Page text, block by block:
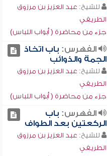
للشيخ: عبد العزيز بن مرزوق
الطريفي
جزء من محاضرة ( أبواب اللباس)
الفهرس: باب اتخاذ
الجمة والذوائب
للشيخ: عبد العزيز بن مرزوق
الطريفي
جزء من محاضرة ( أبواب اللباس)
الفهرس: باب
الركعتين بعد الطواف
للشيخ: عبد العزيز بن مرزوق
الطريفي